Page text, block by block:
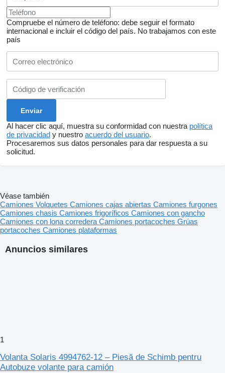
Compruebe el número de teléfono: debe seguir el formato
internacional e incluir el código del país. No trabajamos con este
país
Al hacer clic aquí, muestra su conformidad con nuestra política
de privacidad y nuestro acuerdo del usuario.
Procesaremos sus datos personales para dar respuesta a su
solicitud.
Anuncios similares
1
Volanta Solaris 4994762-12 – Piesă de Schimb pentru
Autobuze volante para camión
Véase también
Camiones Volquetes Camiones cajas abiertas Camiones furgones
Camiones chasis Camiones frigoríficos Camiones con gancho
Camiones con lona corredera Camiones portacoches Grúas
portacoches Camiones plataformas